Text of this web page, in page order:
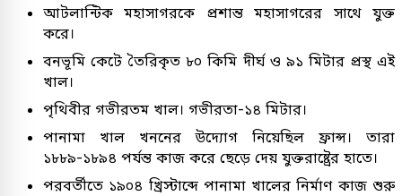
আটলান্টিক মহাসাগরকে প্রশান্ত মহাসাগরের সাথে যুক্ত
করে।
বনভূমি কেটে তৈরিকৃত ৮০ কিমি দীর্ঘ ও ৯১ মিটার প্রস্থ এই
খাল।
পৃথিবীর গভীরতম খাল। গভীরতা-১৪ মিটার।
পানামা খাল খননের উদ্যোগ নিয়েছিল ফ্রান্স। তারা
১৮৮৯-১৮৯৪ পর্যন্ত কাজ করে ছেড়ে দেয় যুক্তরাষ্ট্রের হাতে।
পরবর্তীতে ১৯০৪ খ্রিস্টাব্দে পানামা খালের নির্মাণ কাজ শুরু